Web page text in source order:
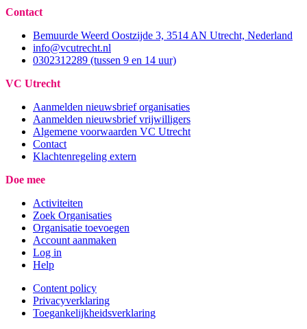
Contact
Bemuurde Weerd Oostzijde 3, 3514 AN Utrecht, Nederland
info@vcutrecht.nl
0302312289 (tussen 9 en 14 uur)
VC Utrecht
Aanmelden nieuwsbrief organisaties
Aanmelden nieuwsbrief vrijwilligers
Algemene voorwaarden VC Utrecht
Contact
Klachtenregeling extern
Doe mee
Activiteiten
Zoek Organisaties
Organisatie toevoegen
Account aanmaken
Log in
Help
Content policy
Privacyverklaring
Toegankelijkheidsverklaring